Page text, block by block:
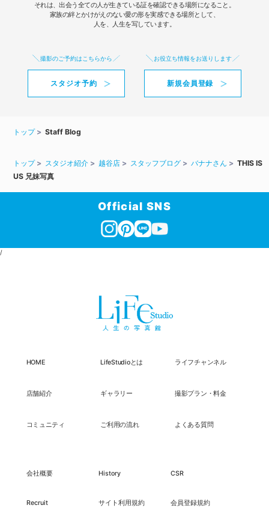
それは、出会う全ての人が生きている証を確認できる場所になること。
家族の絆とかけがえのない愛の形を実感できる場所として、
人を、人生を写しています。
撮影のご予約はこちらから
スタジオ予約
お役立ち情報をお送りします
新規会員登録
トップ Staff Blog
トップ スタジオ紹介 越谷店 スタッフブログ バナナさん
THIS IS
US 兄妹写真
Official SNS
/
HOME LifeStudioとは ライフチャンネル
店舗紹介 ギャラリー 撮影プラン・料金
コミュニティ ご利用の流れ よくある質問
会社概要 History CSR
Recruit サイト利用規約 会員登録規約